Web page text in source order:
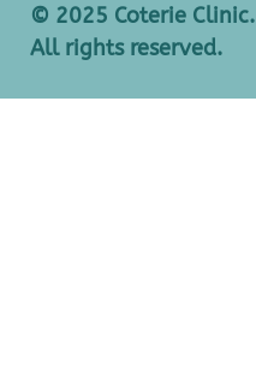
© 2025 Coterie Clinic.
All rights reserved.